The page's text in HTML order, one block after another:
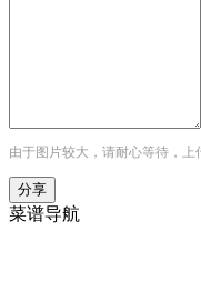
由于图片较大，请耐心等待，上
菜谱导航